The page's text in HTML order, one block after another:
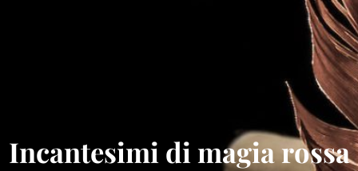
Incantesimi di magia rossa